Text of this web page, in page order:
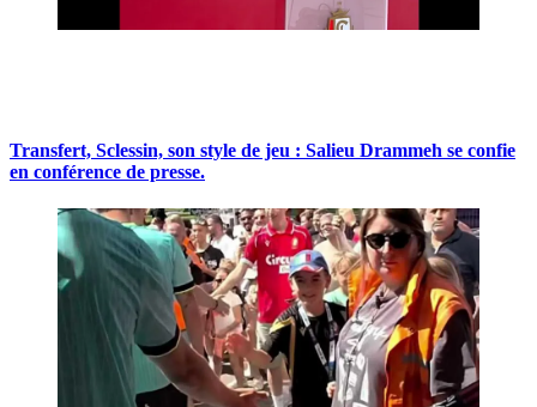
Transfert, Sclessin, son style de jeu : Salieu Drammeh se confie
en conférence de presse.